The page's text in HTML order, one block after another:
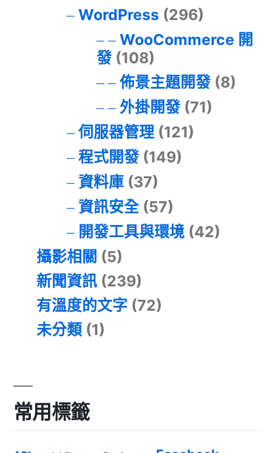
WordPress (296)
WooCommerce 開
發(108)
佈景主題開發(8)
外掛開發(71)
伺服器管理(121)
程式開發(149)
資料庫(37)
資訊安全(57)
開發工具與環境(42)
攝影相關 (5)
新聞資訊 (239)
有溫度的文字 (72)
未分類 (1)
常用標籤